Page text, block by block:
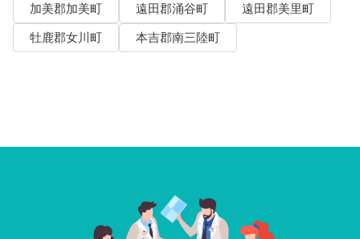
加美郡加美町
遠田郡涌谷町
遠田郡美里町
牡鹿郡女川町
本吉郡南三陸町